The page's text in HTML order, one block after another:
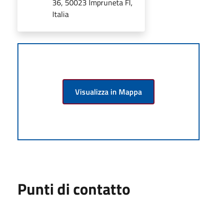
Italia
Visualizza in Mappa
Punti di contatto